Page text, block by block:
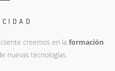
creemos en la formación
nuevas tecnologías.